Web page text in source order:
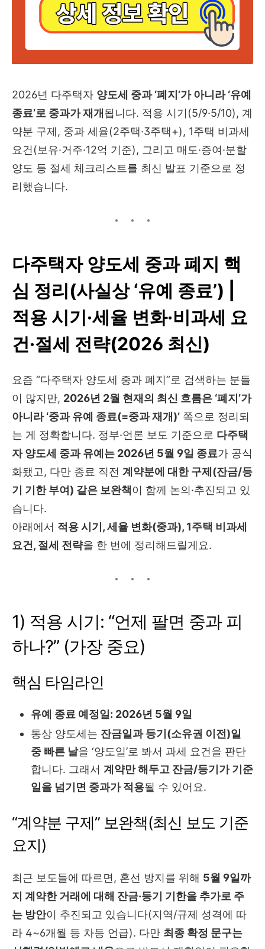
2026년 다주택자 양도세 중과 ‘폐지’가 아니라 ‘유예
종료’로 중과가 재개 됩니다. 적용 시기(5/9·5/10), 계
약분 구제, 중과 세율(2주택·3주택+), 1주택 비과세
요건(보유·거주·12억 기준), 그리고 매도·증여·분할
양도 등 절세 체크리스트를 최신 발표 기준으로 정
리했습니다.
다주택자 양도세 중과 폐지 핵
심 정리(사실상 ‘유예 종료’) |
적용 시기·세율 변화·비과세 요
건·절세 전략(2026 최신)
요즘 “다주택자 양도세 중과 폐지”로 검색하는 분들
이 많지만, 2026년 2월 현재의 최신 흐름은 ‘폐지’가
아니라 ‘중과 유예 종료(=중과 재개)’ 쪽으로 정리되
는 게 정확합니다. 정부·언론 보도 기준으로 다주택
자 양도세 중과 유예는 2026년 5월 9일 종료가 공식
화됐고, 다만 종료 직전 계약분에 대한 구제(잔금/등
기 기한 부여) 같은 보완책이 함께 논의·추진되고 있
습니다.
아래에서 적용 시기, 세율 변화(중과), 1주택 비과세
요건, 절세 전략을 한 번에 정리해드릴게요.
1) 적용 시기: “언제 팔면 중과 피
하나?” (가장 중요)
핵심 타임라인
유예 종료 예정일: 2026년 5월 9일
통상 양도세는 잔금일과 등기(소유권 이전)일
중 빠른 날을 ‘양도일’로 봐서 과세 요건을 판단
합니다. 그래서 계약만 해두고 잔금/등기가 기준
일을 넘기면 중과가 적용될 수 있어요.
“계약분 구제” 보완책(최신 보도 기준
요지)
최근 보도들에 따르면, 혼선 방지를 위해 5월 9일까
지 계약한 거래에 대해 잔금·등기 기한을 추가로 주
는 방안이 추진되고 있습니다(지역/규제 성격에 따
라 4~6개월 등 차등 언급). 다만 최종 확정 문구는